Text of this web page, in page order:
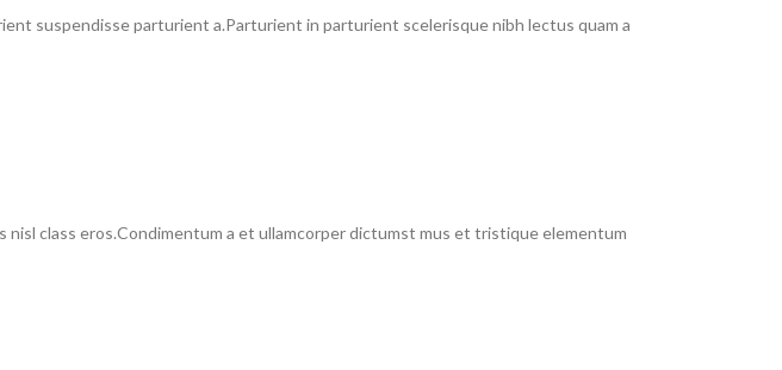
suspendisse parturient a.Parturient in parturient scelerisque nibh lectus quam a
class eros.Condimentum a et ullamcorper dictumst mus et tristique elementum